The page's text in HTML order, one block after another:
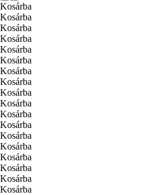
Kosárba
Kosárba
Kosárba
Kosárba
Kosárba
Kosárba
Kosárba
Kosárba
Kosárba
Kosárba
Kosárba
Kosárba
Kosárba
Kosárba
Kosárba
Kosárba
Kosárba
Kosárba